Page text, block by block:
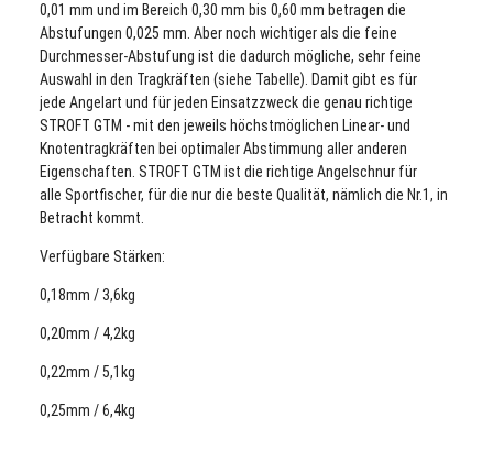
0,01 mm und im Bereich 0,30 mm bis 0,60 mm betragen die
Abstufungen 0,025 mm. Aber noch wichtiger als die feine
Durchmesser-Abstufung ist die dadurch mögliche, sehr feine
Auswahl in den Tragkräften (siehe Tabelle). Damit gibt es für
jede Angelart und für jeden Einsatzzweck die genau richtige
STROFT GTM - mit den jeweils höchstmöglichen Linear- und
Knotentragkräften bei optimaler Abstimmung aller anderen
Eigenschaften. STROFT GTM ist die richtige Angelschnur für
alle Sportfischer, für die nur die beste Qualität, nämlich die Nr.1, in
Betracht kommt.
Verfügbare Stärken:
0,18mm / 3,6kg
0,20mm / 4,2kg
0,22mm / 5,1kg
0,25mm / 6,4kg